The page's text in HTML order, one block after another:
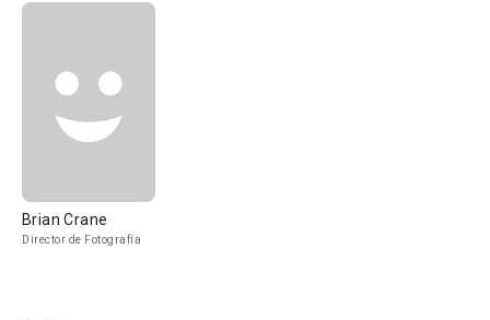
Brian Crane
Director de Fotografía